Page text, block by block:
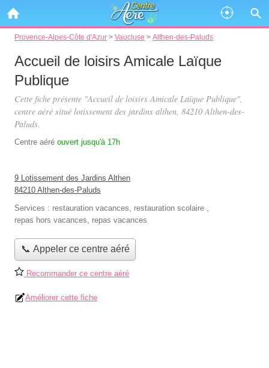
Provence-Alpes-Côte d'Azur > Vaucluse > Althen-des-Paluds
Accueil de loisirs Amicale Laïque
Publique
Cette fiche présente "Accueil de loisirs Amicale Laïque Publique",
centre aéré situé lotissement des jardins althen, 84210 Althen-des-
Paluds.
Centre aéré ouvert jusqu'à 17h
9 Lotissement des Jardins Althen
84210 Althen-des-Paluds
Services : restauration vacances, restauration scolaire ,
repas hors vacances, repas vacances
📞 Appeler ce centre aéré
Recommander ce centre aéré
Améliorer cette fiche